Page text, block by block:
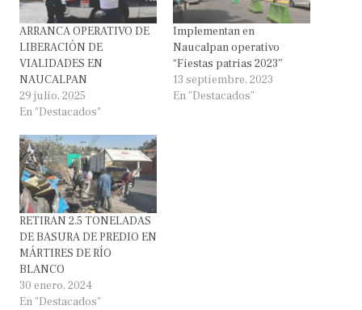
ARRANCA OPERATIVO DE
LIBERACIÓN DE
VIALIDADES EN
NAUCALPAN
29 julio, 2025
En "Destacados"
Implementan en
Naucalpan operativo
“Fiestas patrias 2023″
13 septiembre, 2023
En "Destacados"
RETIRAN 2.5 TONELADAS
DE BASURA DE PREDIO EN
MÁRTIRES DE RÍO
BLANCO
30 enero, 2024
En "Destacados"